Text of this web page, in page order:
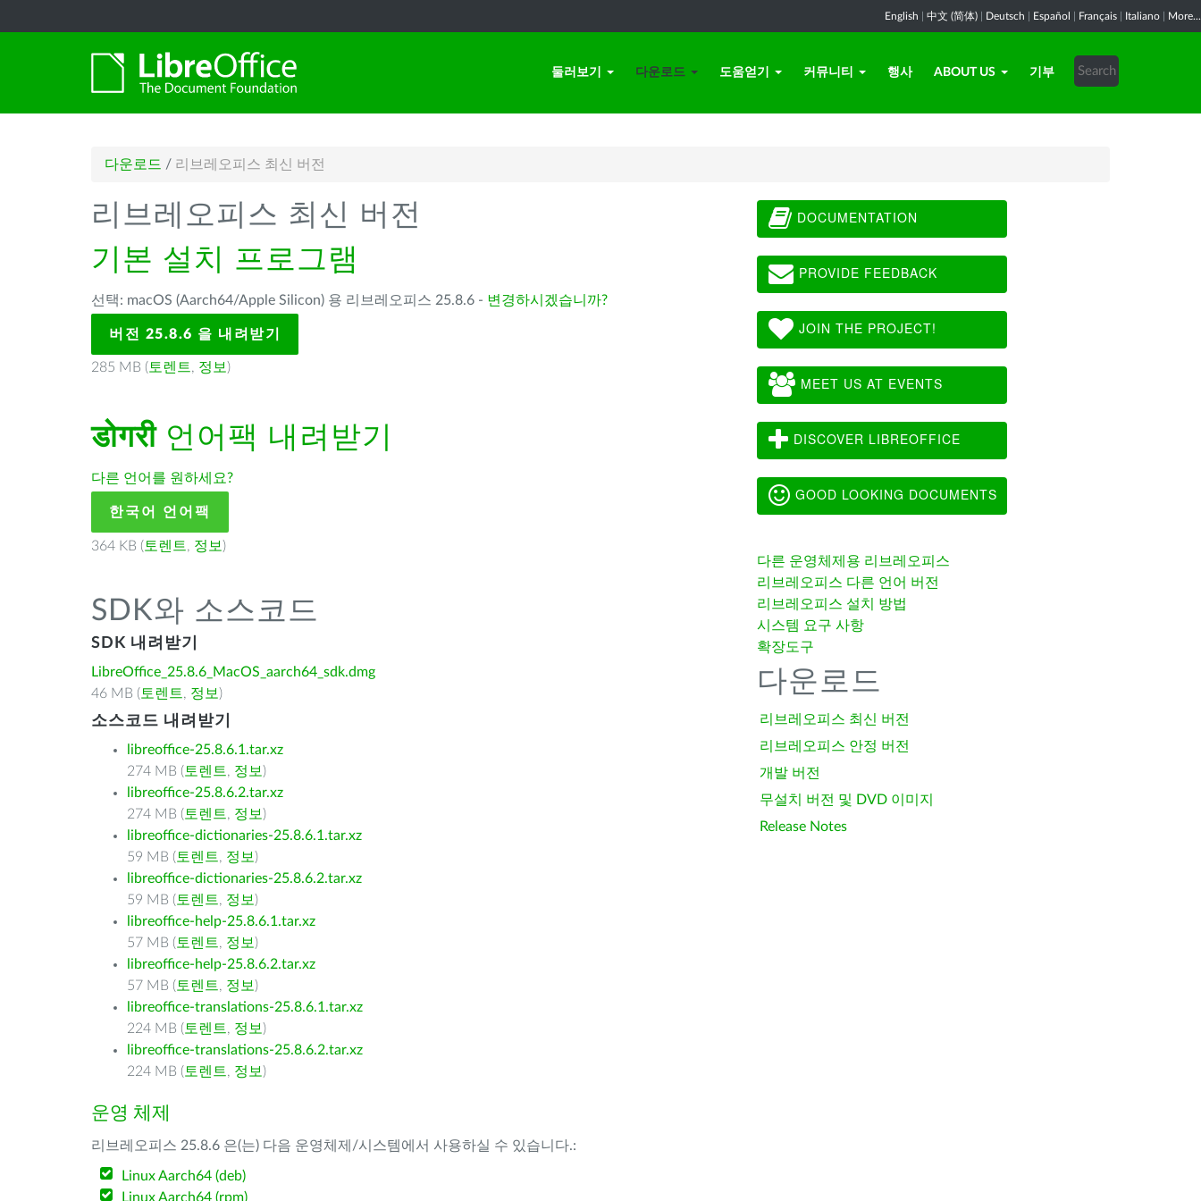
English 中文 (简体) Deutsch Español Français Italiano More...
둘러보기 다운로드 도움얻기 커뮤니티 행사 ABOUT US 기부
다운로드 / 리브레오피스 최신 버전
리브레오피스 최신 버전
기본 설치 프로그램
선택: macOS (Aarch64/Apple Silicon) 용 리브레오피스 25.8.6 - 변경하시겠습니까?
버전 25.8.6 을 내려받기
285 MB ( 토렌트, 정보 )
डोगरी언어팩 내려받기
다른 언어를 원하세요?
한국어 언어팩
364 KB ( 토렌트, 정보 )
SDK와 소스코드
SDK 내려받기
LibreOffice_25.8.6_MacOS_aarch64_sdk.dmg
46 MB ( 토렌트, 정보 )
소스코드 내려받기
libreoffice-25.8.6.1.tar.xz
274 MB ( 토렌트, 정보 )
libreoffice-25.8.6.2.tar.xz
274 MB ( 토렌트, 정보 )
libreoffice-dictionaries-25.8.6.1.tar.xz
59 MB ( 토렌트, 정보 )
libreoffice-dictionaries-25.8.6.2.tar.xz
59 MB ( 토렌트, 정보 )
libreoffice-help-25.8.6.1.tar.xz
57 MB ( 토렌트, 정보 )
libreoffice-help-25.8.6.2.tar.xz
57 MB ( 토렌트, 정보 )
libreoffice-translations-25.8.6.1.tar.xz
224 MB ( 토렌트, 정보 )
libreoffice-translations-25.8.6.2.tar.xz
224 MB ( 토렌트, 정보 )
운영 체제
리브레오피스 25.8.6 은(는) 다음 운영체제/시스템에서 사용하실 수 있습니다.:
Linux Aarch64 (deb)
Linux Aarch64 (rpm)
DOCUMENTATION
PROVIDE FEEDBACK
JOIN THE PROJECT!
MEET US AT EVENTS
DISCOVER LIBREOFFICE
GOOD LOOKING DOCUMENTS
다른 운영체제용 리브레오피스
리브레오피스 다른 언어 버전
리브레오피스 설치 방법
시스템 요구 사항
확장도구
다운로드
리브레오피스 최신 버전
리브레오피스 안정 버전
개발 버전
무설치 버전 및 DVD 이미지
Release Notes